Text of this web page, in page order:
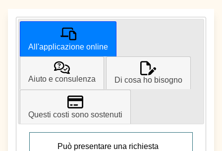
All'applicazione online
Aiuto e consulenza Di cosa ho bisogno
Questi costi sono sostenuti
Può presentare una richiesta